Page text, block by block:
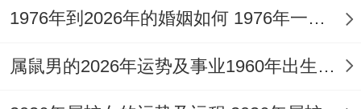
反相机的钱.在某些情况下,
我和你讲，情篇:婚运当头~幸福有有必须主
1976年到2026年的婚姻如何 1976年一生婚姻状况
属鼠男的2026年运势及事业1960年出生的命运 属鼠男的2026婚姻